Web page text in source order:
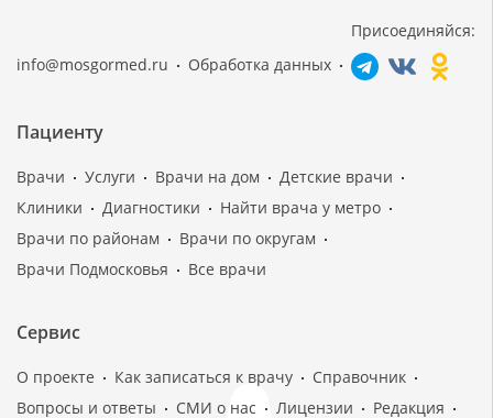
info@mosgormed.ru Обработка данных
Присоединяйся:
Пациенту
Врачи Услуги Врачи на дом
Детские врачи
Клиники
Диагностики
Найти врача у метро
Врачи по районам
Врачи по округам
Врачи Подмосковья
Все врачи
Сервис
О проекте Как записаться к врачу
Справочник
Вопросы и ответы
СМИ о нас Лицензии Редакция